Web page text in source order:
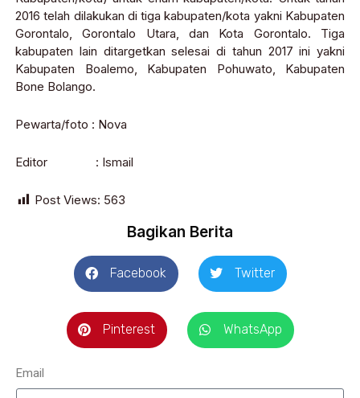
2016 telah dilakukan di tiga kabupaten/kota yakni Kabupaten
Gorontalo, Gorontalo Utara, dan Kota Gorontalo. Tiga
kabupaten lain ditargetkan selesai di tahun 2017 ini yakni
Kabupaten Boalemo, Kabupaten Pohuwato, Kabupaten
Bone Bolango.
Pewarta/foto : Nova
Editor : Ismail
Post Views: 563
Bagikan Berita
Facebook Twitter
Pinterest WhatsApp
Email